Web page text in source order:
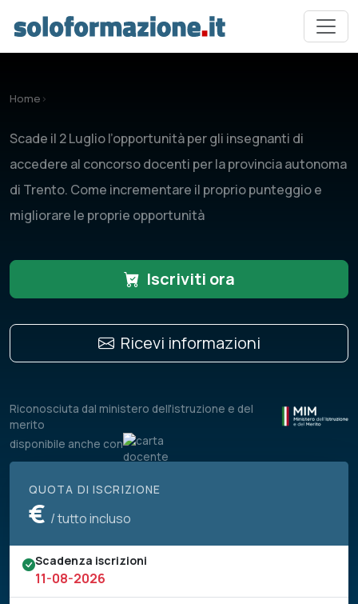
Home ›
Scade il 2 Luglio l’opportunità per gli insegnanti di
accedere al concorso docenti per la provincia autonoma
di Trento. Come incrementare il proprio punteggio e
migliorare le proprie opportunità
Iscriviti ora
Ricevi informazioni
Riconosciuta dal ministero dell'istruzione e del
merito
disponibile anche con
QUOTA DI ISCRIZIONE
€ / tutto incluso
Scadenza iscrizioni
11-08-2026